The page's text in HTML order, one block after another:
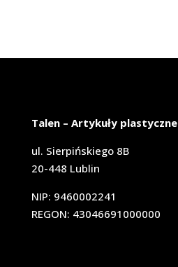
Talen – Artykuły plastyczne
ul. Sierpińskiego 8B
20-448 Lublin
NIP: 9460002241
REGON: 43046691000000